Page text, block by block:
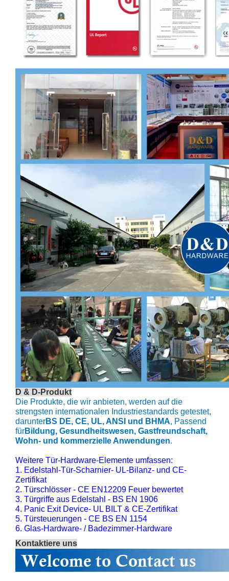
D & D-Produkt
Die Produkte, die wir anbieten, werden auf die
strengsten internationalen Industriestandards getestet,
darunterBS DE, CE, UL, ANSI und BHMA, Passend
fürBildung, Gesundheitswesen, Gastfreundschaft,
Wohn- und kommerzielle Anwendungen.
Weitere Tür-Hardware-Elemente umfassen:
1. Edelstahl-Tür-Scharnier- UL-Bilanz- und CE-
Zertifikat
2. Türschlösser - CE EN12209 Feuer bewertet
3. Türgriffe aus Edelstahl - BS EN 1906
4. Panic Exit Device- UL BILT & CE-Zertifikat
5. Türsteuerungen - CE BS EN 1154
6. Glas-Hardware- / Badezimmer-Hardware
Kontaktiere uns